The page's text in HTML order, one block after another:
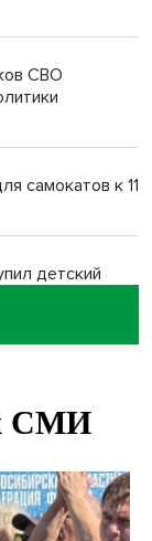
СВО
самокатов к 11
детский